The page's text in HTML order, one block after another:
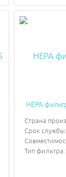
HEPA
Страна
Срок службы:
Тип фильтра: